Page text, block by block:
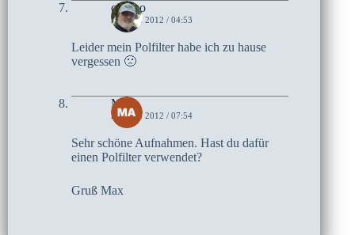
czoczo
30. MAI 2012 / 04:53
Leider mein Polfilter habe ich zu hause
vergessen 🙁
Max
29. MAI 2012 / 07:54
Sehr schöne Aufnahmen. Hast du dafür
einen Polfilter verwendet?
Gruß Max